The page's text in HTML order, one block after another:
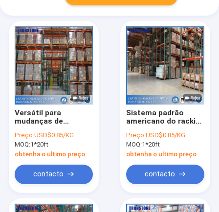
Versátil para
mudanças de
Pallet Rack
Preço:USD$0.85/KG
MOQ:1*20ft
obtenha o ultimo preço
contacto
Sistema padrão
americano do racking
da lágrima do RMI
Cetified
Preço:USD$0.85/KG
MOQ:1*20ft
obtenha o ultimo preço
contacto